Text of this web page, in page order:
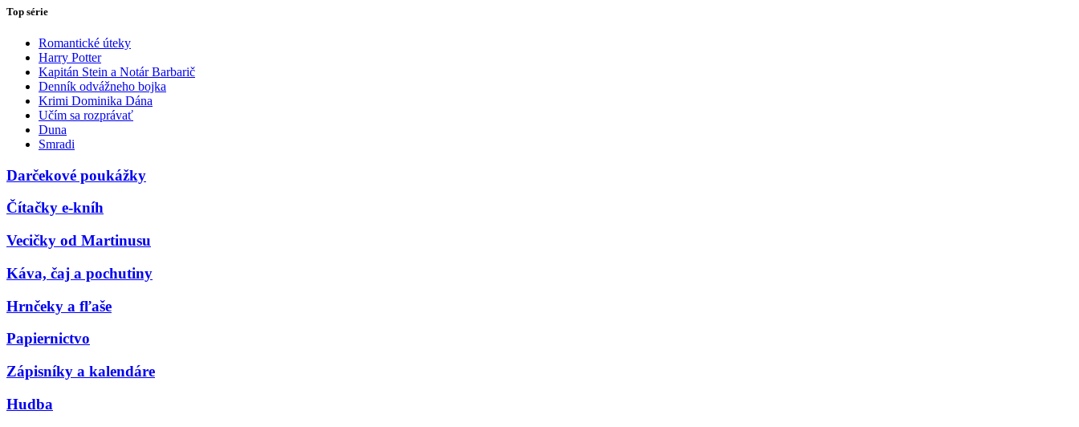
Top série
Romantické úteky
Harry Potter
Kapitán Stein a Notár Barbarič
Denník odvážneho bojka
Krimi Dominika Dána
Učím sa rozprávať
Duna
Smradi
Darčekové poukážky
Čítačky e-kníh
Vecičky od Martinusu
Káva, čaj a pochutiny
Hrnčeky a fľaše
Papiernictvo
Zápisníky a kalendáre
Hudba